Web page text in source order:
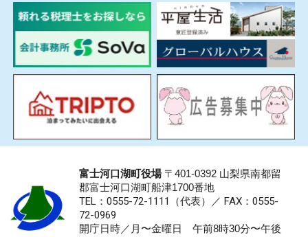
富士河口湖町役場〒401-0392 山梨県南都留
郡富士河口湖町船津1700番地
TEL：0555-72-1111 （代表）／ FAX：0555-
72-0969
開庁日時／月〜金曜日 午前8時30分〜午後